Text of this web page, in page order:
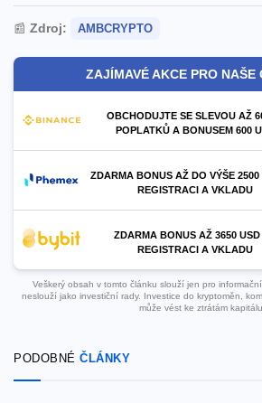
📰 Zdroj: AMBCRYPTO
ZAJÍMAVÉ AKCE PRO NAŠE
OBCHODUJTE SE SLEVOU AŽ
POPLATKŮ A BONUSEM 600
ZDARMA BONUS AŽ DO VÝŠE 2500
REGISTRACI A VKLADU
ZDARMA BONUS AŽ 3650 USD
REGISTRACI A VKLADU
Veškerý obsah v tomto článku slouží jen pro
neslouží jako investiční rady. Investice do kryptoměn,
může vést ke ztrátám kapitálu.
PODOBNÉ ČLÁNKY